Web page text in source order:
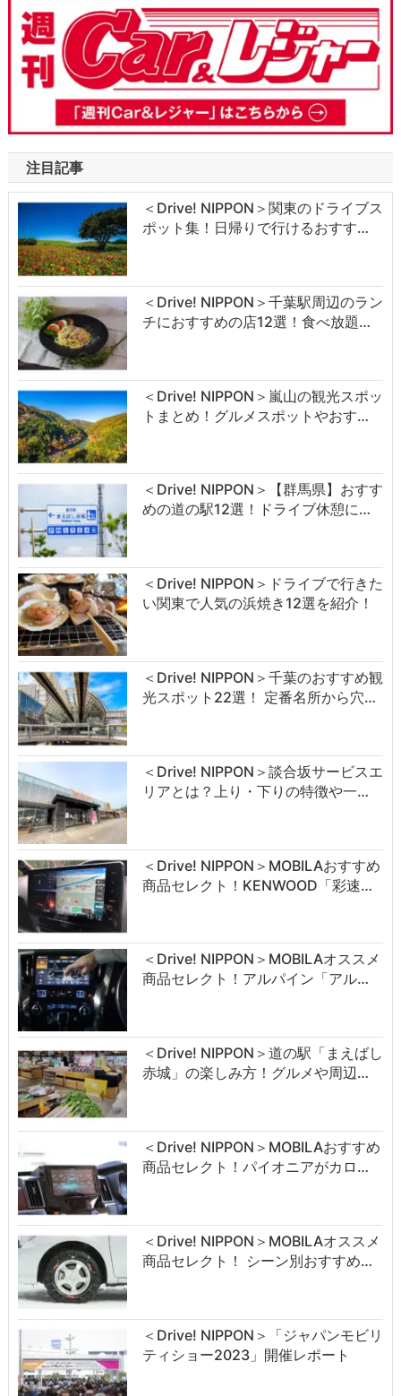
注目記事
＜Drive! NIPPON＞関東のドライブス
ポット集！日帰りで行けるおすす…
＜Drive! NIPPON＞千葉駅周辺のラン
チにおすすめの店12選！食べ放題…
＜Drive! NIPPON＞嵐山の観光スポッ
トまとめ！グルメスポットやおす…
＜Drive! NIPPON＞【群馬県】おすす
めの道の駅12選！ドライブ休憩に…
＜Drive! NIPPON＞ドライブで行きた
い関東で人気の浜焼き12選を紹介！
＜Drive! NIPPON＞千葉のおすすめ観
光スポット22選！ 定番名所から穴…
＜Drive! NIPPON＞談合坂サービスエ
リアとは？上り・下りの特徴や一…
＜Drive! NIPPON＞MOBILAおすすめ
商品セレクト！KENWOOD「彩速…
＜Drive! NIPPON＞MOBILAオススメ
商品セレクト！アルパイン「アル…
＜Drive! NIPPON＞道の駅「まえばし
赤城」の楽しみ方！グルメや周辺…
＜Drive! NIPPON＞MOBILAおすすめ
商品セレクト！パイオニアがカロ…
＜Drive! NIPPON＞MOBILAオススメ
商品セレクト！ シーン別おすすめ…
＜Drive! NIPPON＞「ジャパンモビリ
ティショー2023」開催レポート